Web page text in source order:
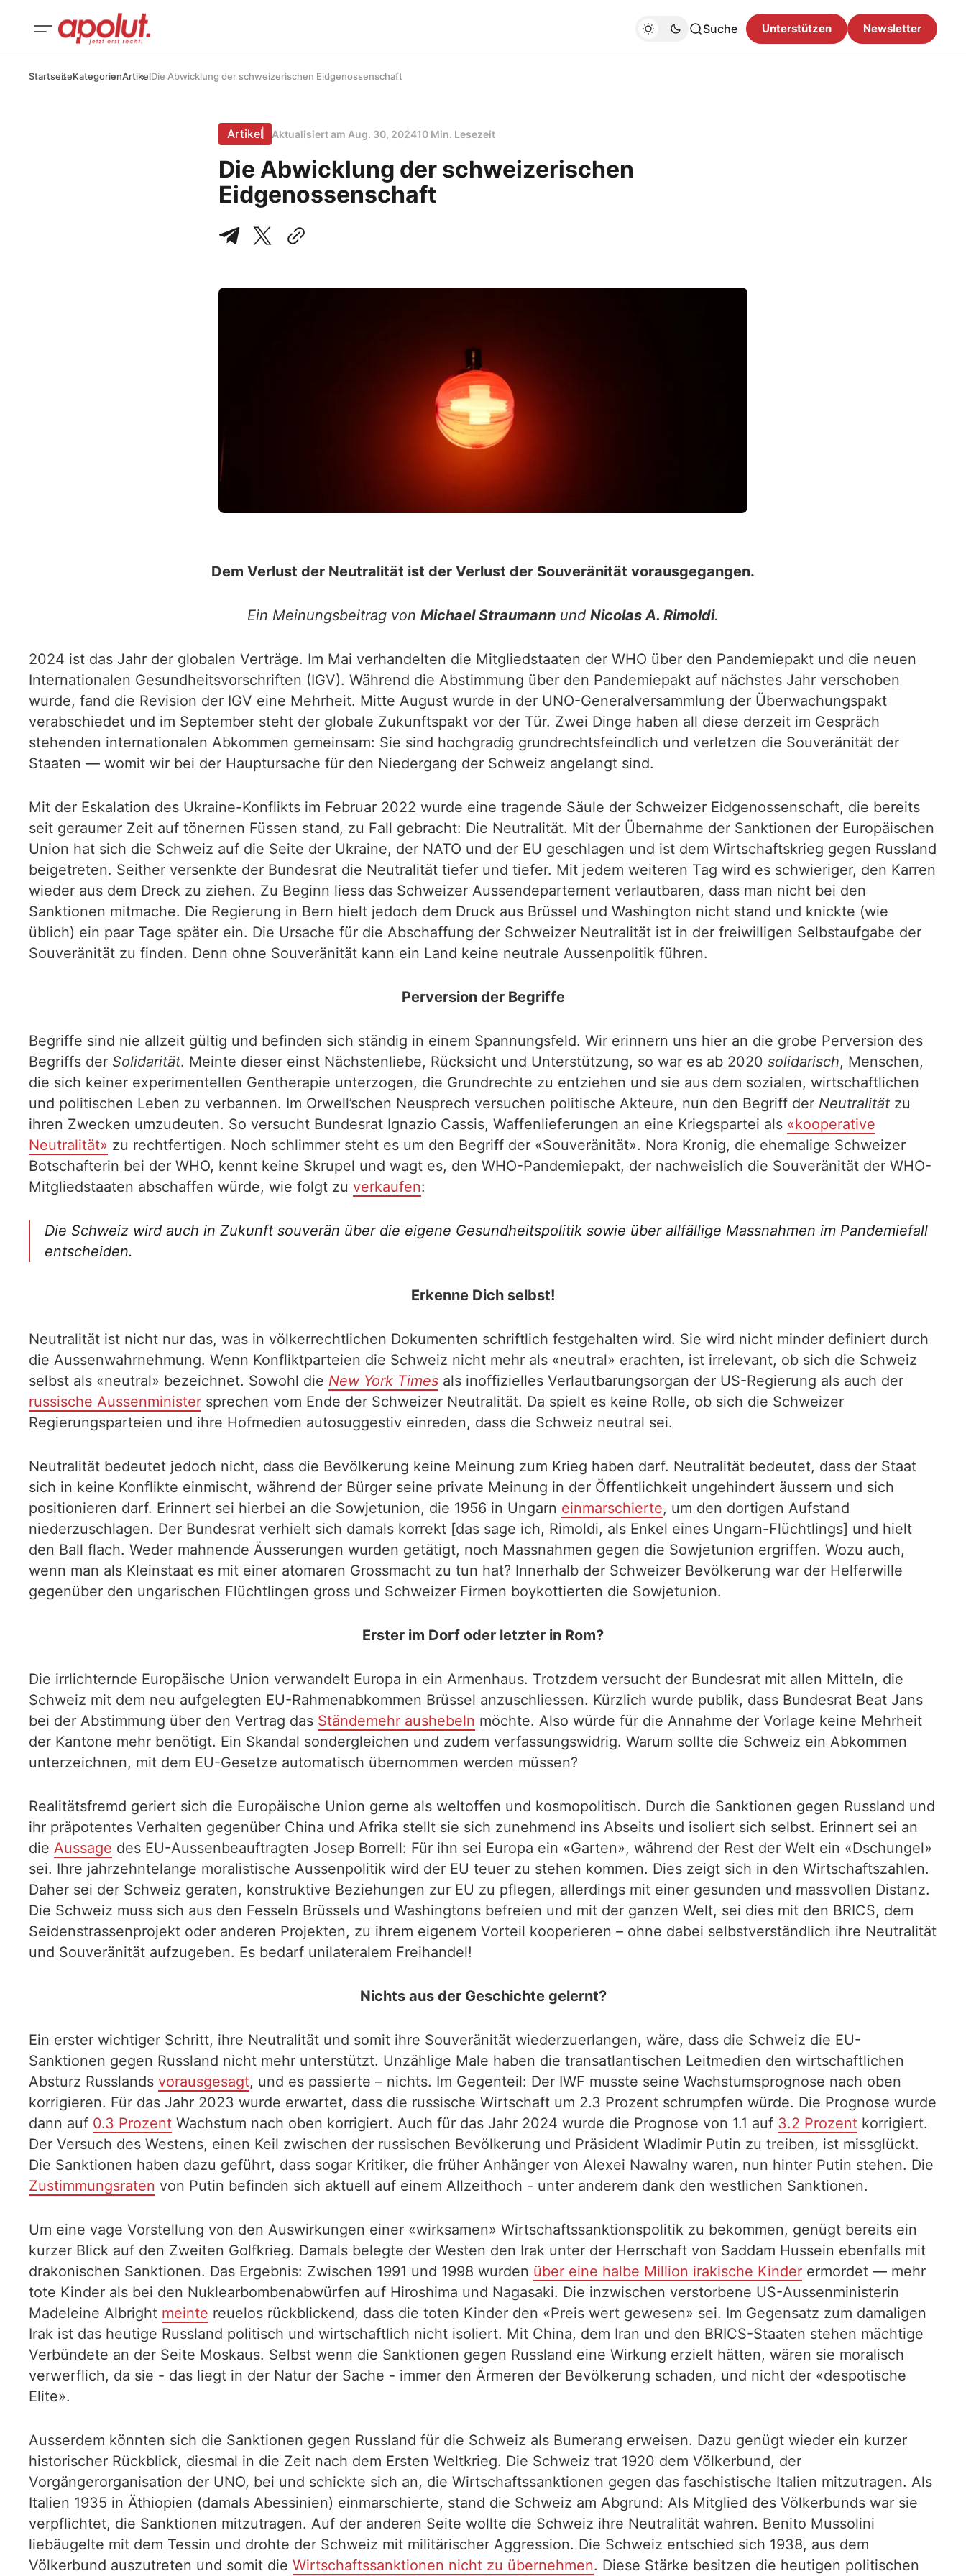
Suche Unterstützen Newsletter
StartseiteKategorienArtikelDie Abwicklung der schweizerischen Eidgenossenschaft
Artikel Aktualisiert am Aug. 30, 202410 Min. Lesezeit
Die Abwicklung der schweizerischen
Eidgenossenschaft
Dem Verlust der Neutralität ist der Verlust der Souveränität vorausgegangen.
Ein Meinungsbeitrag von Michael Straumann und Nicolas A. Rimoldi.
2024 ist das Jahr der globalen Verträge. Im Mai verhandelten die Mitgliedstaaten der WHO über den Pandemiepakt und die neuen
Internationalen Gesundheitsvorschriften (IGV). Während die Abstimmung über den Pandemiepakt auf nächstes Jahr verschoben
wurde, fand die Revision der IGV eine Mehrheit. Mitte August wurde in der UNO-Generalversammlung der Überwachungspakt
verabschiedet und im September steht der globale Zukunftspakt vor der Tür. Zwei Dinge haben all diese derzeit im Gespräch
stehenden internationalen Abkommen gemeinsam: Sie sind hochgradig grundrechtsfeindlich und verletzen die Souveränität der
Staaten — womit wir bei der Hauptursache für den Niedergang der Schweiz angelangt sind.
Mit der Eskalation des Ukraine-Konflikts im Februar 2022 wurde eine tragende Säule der Schweizer Eidgenossenschaft, die bereits
seit geraumer Zeit auf tönernen Füssen stand, zu Fall gebracht: Die Neutralität. Mit der Übernahme der Sanktionen der Europäischen
Union hat sich die Schweiz auf die Seite der Ukraine, der NATO und der EU geschlagen und ist dem Wirtschaftskrieg gegen Russland
beigetreten. Seither versenkte der Bundesrat die Neutralität tiefer und tiefer. Mit jedem weiteren Tag wird es schwieriger, den Karren
wieder aus dem Dreck zu ziehen. Zu Beginn liess das Schweizer Aussendepartement verlautbaren, dass man nicht bei den
Sanktionen mitmache. Die Regierung in Bern hielt jedoch dem Druck aus Brüssel und Washington nicht stand und knickte (wie
üblich) ein paar Tage später ein. Die Ursache für die Abschaffung der Schweizer Neutralität ist in der freiwilligen Selbstaufgabe der
Souveränität zu finden. Denn ohne Souveränität kann ein Land keine neutrale Aussenpolitik führen.
Perversion der Begriffe
Begriffe sind nie allzeit gültig und befinden sich ständig in einem Spannungsfeld. Wir erinnern uns hier an die grobe Perversion des
Begriffs der Solidarität. Meinte dieser einst Nächstenliebe, Rücksicht und Unterstützung, so war es ab 2020 solidarisch, Menschen,
die sich keiner experimentellen Gentherapie unterzogen, die Grundrechte zu entziehen und sie aus dem sozialen, wirtschaftlichen
und politischen Leben zu verbannen. Im Orwell’schen Neusprech versuchen politische Akteure, nun den Begriff der Neutralität zu
ihren Zwecken umzudeuten. So versucht Bundesrat Ignazio Cassis, Waffenlieferungen an eine Kriegspartei als «kooperative
Neutralität» zu rechtfertigen. Noch schlimmer steht es um den Begriff der «Souveränität». Nora Kronig, die ehemalige Schweizer
Botschafterin bei der WHO, kennt keine Skrupel und wagt es, den WHO-Pandemiepakt, der nachweislich die Souveränität der WHO-
Mitgliedstaaten abschaffen würde, wie folgt zu verkaufen:
Die Schweiz wird auch in Zukunft souverän über die eigene Gesundheitspolitik sowie über allfällige Massnahmen im Pandemiefall
entscheiden.
Erkenne Dich selbst!
Neutralität ist nicht nur das, was in völkerrechtlichen Dokumenten schriftlich festgehalten wird. Sie wird nicht minder definiert durch
die Aussenwahrnehmung. Wenn Konfliktparteien die Schweiz nicht mehr als «neutral» erachten, ist irrelevant, ob sich die Schweiz
selbst als «neutral» bezeichnet. Sowohl die New York Times als inoffizielles Verlautbarungsorgan der US-Regierung als auch der
russische Aussenminister sprechen vom Ende der Schweizer Neutralität. Da spielt es keine Rolle, ob sich die Schweizer
Regierungsparteien und ihre Hofmedien autosuggestiv einreden, dass die Schweiz neutral sei.
Neutralität bedeutet jedoch nicht, dass die Bevölkerung keine Meinung zum Krieg haben darf. Neutralität bedeutet, dass der Staat
sich in keine Konflikte einmischt, während der Bürger seine private Meinung in der Öffentlichkeit ungehindert äussern und sich
positionieren darf. Erinnert sei hierbei an die Sowjetunion, die 1956 in Ungarn einmarschierte, um den dortigen Aufstand
niederzuschlagen. Der Bundesrat verhielt sich damals korrekt [das sage ich, Rimoldi, als Enkel eines Ungarn-Flüchtlings] und hielt
den Ball flach. Weder mahnende Äusserungen wurden getätigt, noch Massnahmen gegen die Sowjetunion ergriffen. Wozu auch,
wenn man als Kleinstaat es mit einer atomaren Grossmacht zu tun hat? Innerhalb der Schweizer Bevölkerung war der Helferwille
gegenüber den ungarischen Flüchtlingen gross und Schweizer Firmen boykottierten die Sowjetunion.
Erster im Dorf oder letzter in Rom?
Die irrlichternde Europäische Union verwandelt Europa in ein Armenhaus. Trotzdem versucht der Bundesrat mit allen Mitteln, die
Schweiz mit dem neu aufgelegten EU-Rahmenabkommen Brüssel anzuschliessen. Kürzlich wurde publik, dass Bundesrat Beat Jans
bei der Abstimmung über den Vertrag das Ständemehr aushebeln möchte. Also würde für die Annahme der Vorlage keine Mehrheit
der Kantone mehr benötigt. Ein Skandal sondergleichen und zudem verfassungswidrig. Warum sollte die Schweiz ein Abkommen
unterzeichnen, mit dem EU-Gesetze automatisch übernommen werden müssen?
Realitätsfremd geriert sich die Europäische Union gerne als weltoffen und kosmopolitisch. Durch die Sanktionen gegen Russland und
ihr präpotentes Verhalten gegenüber China und Afrika stellt sie sich zunehmend ins Abseits und isoliert sich selbst. Erinnert sei an
die Aussage des EU-Aussenbeauftragten Josep Borrell: Für ihn sei Europa ein «Garten», während der Rest der Welt ein «Dschungel»
sei. Ihre jahrzehntelange moralistische Aussenpolitik wird der EU teuer zu stehen kommen. Dies zeigt sich in den Wirtschaftszahlen.
Daher sei der Schweiz geraten, konstruktive Beziehungen zur EU zu pflegen, allerdings mit einer gesunden und massvollen Distanz.
Die Schweiz muss sich aus den Fesseln Brüssels und Washingtons befreien und mit der ganzen Welt, sei dies mit den BRICS, dem
Seidenstrassenprojekt oder anderen Projekten, zu ihrem eigenem Vorteil kooperieren – ohne dabei selbstverständlich ihre Neutralität
und Souveränität aufzugeben. Es bedarf unilateralem Freihandel!
Nichts aus der Geschichte gelernt?
Ein erster wichtiger Schritt, ihre Neutralität und somit ihre Souveränität wiederzuerlangen, wäre, dass die Schweiz die EU-
Sanktionen gegen Russland nicht mehr unterstützt. Unzählige Male haben die transatlantischen Leitmedien den wirtschaftlichen
Absturz Russlands vorausgesagt, und es passierte – nichts. Im Gegenteil: Der IWF musste seine Wachstumsprognose nach oben
korrigieren. Für das Jahr 2023 wurde erwartet, dass die russische Wirtschaft um 2.3 Prozent schrumpfen würde. Die Prognose wurde
dann auf 0.3 Prozent Wachstum nach oben korrigiert. Auch für das Jahr 2024 wurde die Prognose von 1.1 auf 3.2 Prozent korrigiert.
Der Versuch des Westens, einen Keil zwischen der russischen Bevölkerung und Präsident Wladimir Putin zu treiben, ist missglückt.
Die Sanktionen haben dazu geführt, dass sogar Kritiker, die früher Anhänger von Alexei Nawalny waren, nun hinter Putin stehen. Die
Zustimmungsraten von Putin befinden sich aktuell auf einem Allzeithoch - unter anderem dank den westlichen Sanktionen.
Um eine vage Vorstellung von den Auswirkungen einer «wirksamen» Wirtschaftssanktionspolitik zu bekommen, genügt bereits ein
kurzer Blick auf den Zweiten Golfkrieg. Damals belegte der Westen den Irak unter der Herrschaft von Saddam Hussein ebenfalls mit
drakonischen Sanktionen. Das Ergebnis: Zwischen 1991 und 1998 wurden über eine halbe Million irakische Kinder ermordet — mehr
tote Kinder als bei den Nuklearbombenabwürfen auf Hiroshima und Nagasaki. Die inzwischen verstorbene US-Aussenministerin
Madeleine Albright meinte reuelos rückblickend, dass die toten Kinder den «Preis wert gewesen» sei. Im Gegensatz zum damaligen
Irak ist das heutige Russland politisch und wirtschaftlich nicht isoliert. Mit China, dem Iran und den BRICS-Staaten stehen mächtige
Verbündete an der Seite Moskaus. Selbst wenn die Sanktionen gegen Russland eine Wirkung erzielt hätten, wären sie moralisch
verwerflich, da sie - das liegt in der Natur der Sache - immer den Ärmeren der Bevölkerung schaden, und nicht der «despotische
Elite».
Ausserdem könnten sich die Sanktionen gegen Russland für die Schweiz als Bumerang erweisen. Dazu genügt wieder ein kurzer
historischer Rückblick, diesmal in die Zeit nach dem Ersten Weltkrieg. Die Schweiz trat 1920 dem Völkerbund, der
Vorgängerorganisation der UNO, bei und schickte sich an, die Wirtschaftssanktionen gegen das faschistische Italien mitzutragen. Als
Italien 1935 in Äthiopien (damals Abessinien) einmarschierte, stand die Schweiz am Abgrund: Als Mitglied des Völkerbunds war sie
verpflichtet, die Sanktionen mitzutragen. Auf der anderen Seite wollte die Schweiz ihre Neutralität wahren. Benito Mussolini
liebäugelte mit dem Tessin und drohte der Schweiz mit militärischer Aggression. Die Schweiz entschied sich 1938, aus dem
Völkerbund auszutreten und somit die Wirtschaftssanktionen nicht zu übernehmen. Diese Stärke besitzen die heutigen politischen